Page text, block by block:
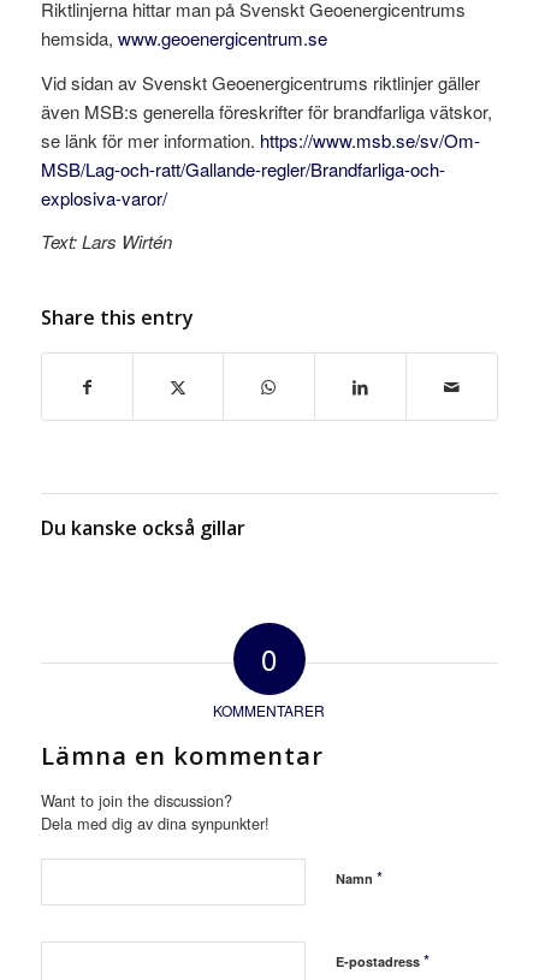
Riktlinjerna hittar man på Svenskt Geoenergicentrums
hemsida, www.geoenergicentrum.se
Vid sidan av Svenskt Geoenergicentrums riktlinjer gäller
även MSB:s generella föreskrifter för brandfarliga vätskor,
se länk för mer information. https://www.msb.se/sv/Om-
MSB/Lag-och-ratt/Gallande-regler/Brandfarliga-och-
explosiva-varor/
Text: Lars Wirtén
Share this entry
Du kanske också gillar
0
KOMMENTARER
Lämna en kommentar
Want to join the discussion?
Dela med dig av dina synpunkter!
Namn *
E-postadress *